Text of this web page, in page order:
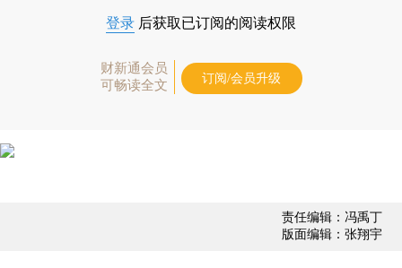
登录 后获取已订阅的阅读权限
财新通会员
可畅读全文
订阅/会员升级
责任编辑：冯禹丁
版面编辑：张翔宇